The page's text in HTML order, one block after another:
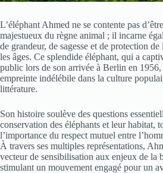
L’éléphant Ahmed ne se contente pas
majestueux du règne animal ; il incarne
de grandeur, de sagesse et de protection
les âges. Ce splendide éléphant, qui a
public lors de son arrivée à Berlin en 1956,
empreinte indélébile dans la culture
littérature.
Son histoire soulève des questions
conservation des éléphants et leur habitat,
l’importance du respect mutuel entre
À travers ses multiples représentations,
vecteur de sensibilisation aux enjeux de la
stimulant un mouvement engagé pour un